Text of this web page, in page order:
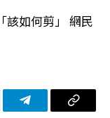
該如何剪」 網民
Telegram复